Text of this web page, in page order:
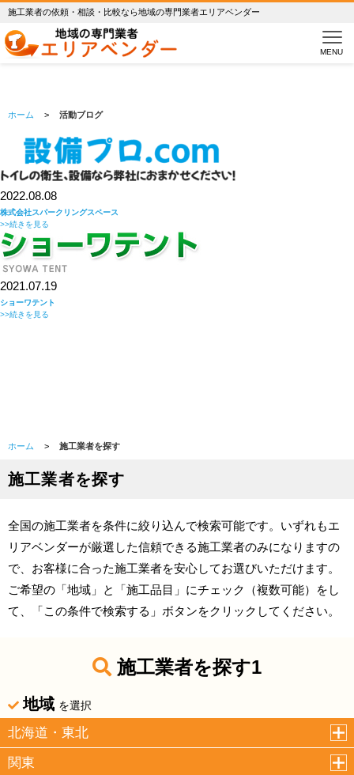
施工業者の依頼・相談・比較なら地域の専門業者エリアベンダー
MENU
Blog
活動ブログ
ホーム > 活動ブログ
2022.08.08
株式会社スパークリングスペース
>>続きを見る
2021.07.19
ショーワテント
>>続きを見る
ホーム > 施工業者を探す
施工業者を探す
全国の施工業者を条件に絞り込んで検索可能です。いずれもエ
リアベンダーが厳選した信頼できる施工業者のみになりますの
で、お客様に合った施工業者を安心してお選びいただけます。
ご希望の「地域」と「施工品目」にチェック（複数可能）をし
て、「この条件で検索する」ボタンをクリックしてください。
施工業者を探す1
地域 を選択
北海道・東北
関東